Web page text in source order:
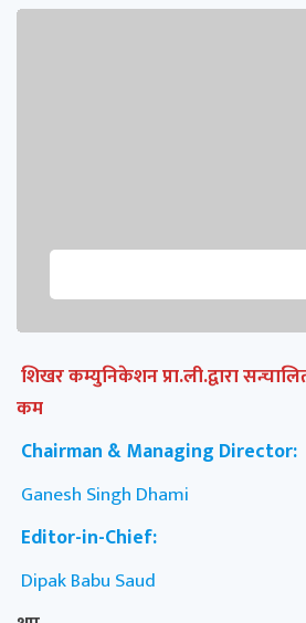
शिखर कम्युनिकेशन प्रा.ली.द्वारा
कम
Chairman & Managing Director:
Ganesh Singh Dhami
Editor-in-Chief:
Dipak Babu Saud